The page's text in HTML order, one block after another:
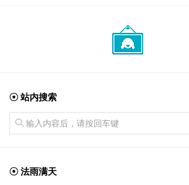
☉ 站内搜索
☉ 法雨满天